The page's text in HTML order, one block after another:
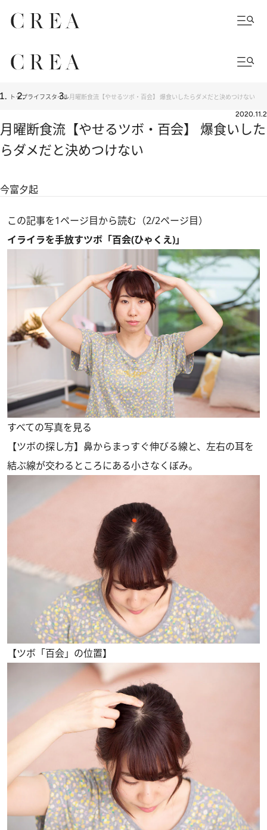
トップライフスタイル月曜断食流【やせるツボ・百会】 爆食いしたらダメだと決めつけない
2020.11.2
月曜断食流【やせるツボ・百会】 爆食いした
らダメだと決めつけない
今富夕起
この記事を1ページ目から読む（2/2ページ目）
イライラを手放すツボ「百会(ひゃくえ)」
すべての写真を見る
【ツボの探し方】鼻からまっすぐ伸びる線と、左右の耳を
結ぶ線が交わるところにある小さなくぼみ。
【ツボ「百会」の位置】